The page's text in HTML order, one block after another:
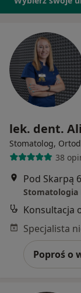
lek. dent.
Stomatolog,
38
Pod Skarpą
Stomatologia
Konsultacja
Poproś o